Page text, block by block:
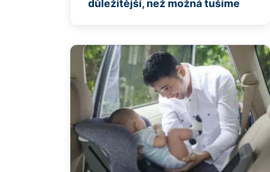
důležitější, než možná tušíme